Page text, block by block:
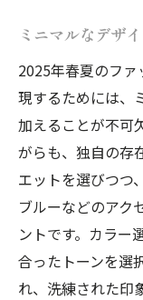
新しい
ファッ
大胆な
シンプルと
カジュアル
シルエ
ニュー
プラス
シンプ
ミニマルなデザ
2025年春夏のフ
現するためには、
加えることが不可
がらも、独自の存
エットを選びつつ
ブルーなどのアク
ントです。カラー
合ったトーンを選
れ、洗練された印